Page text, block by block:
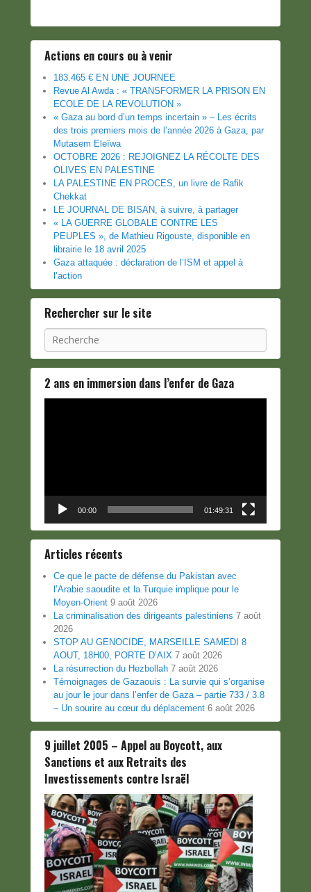
Actions en cours ou à venir
183.465 € EN UNE JOURNEE
Revue Al Awda : « TRANSFORMER LA PRISON EN
ECOLE DE LA REVOLUTION »
« Gaza au bord d’un temps incertain » – Les écrits
des trois premiers mois de l’année 2026 à Gaza, par
Mutasem Eleïwa
OCTOBRE 2026 : REJOIGNEZ LA RÉCOLTE DES
OLIVES EN PALESTINE
LA PALESTINE EN PROCES, un livre de Rafik
Chekkat
LE JOURNAL DE BISAN, à suivre, à partager
« LA GUERRE GLOBALE CONTRE LES
PEUPLES », de Mathieu Rigouste, disponible en
librairie le 18 avril 2025
Gaza attaquée : déclaration de l’ISM et appel à
l’action
Rechercher sur le site
Recherche
2 ans en immersion dans l’enfer de Gaza
00:00 01:49:31
Articles récents
Ce que le pacte de défense du Pakistan avec
l’Arabie saoudite et la Turquie implique pour le
Moyen-Orient 9 août 2026
La criminalisation des dirigeants palestiniens 7 août
2026
STOP AU GENOCIDE, MARSEILLE SAMEDI 8
AOUT, 18H00, PORTE D’AIX 7 août 2026
La résurrection du Hezbollah 7 août 2026
Témoignages de Gazaouis : La survie qui s’organise
au jour le jour dans l’enfer de Gaza – partie 733 / 3.8
– Un sourire au cœur du déplacement 6 août 2026
9 juillet 2005 – Appel au Boycott, aux
Sanctions et aux Retraits des
Investissements contre Israël